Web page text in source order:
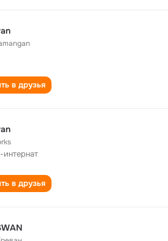
в друзья
интернат
в друзья